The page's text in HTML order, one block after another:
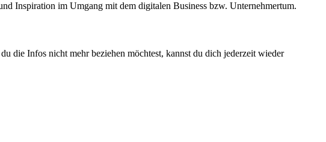
Inspiration im Umgang mit dem digitalen Business bzw. Unternehmertum.
die Infos nicht mehr beziehen möchtest, kannst du dich jederzeit wieder